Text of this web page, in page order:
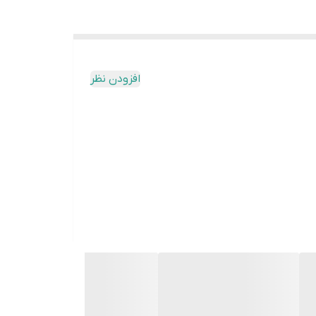
افزودن نظر